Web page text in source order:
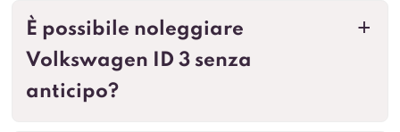
a
È possibile noleggiare
Volkswagen ID 3 senza
anticipo?